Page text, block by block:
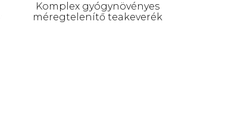
Komplex gyógynövényes
méregtelenítő teakeverék